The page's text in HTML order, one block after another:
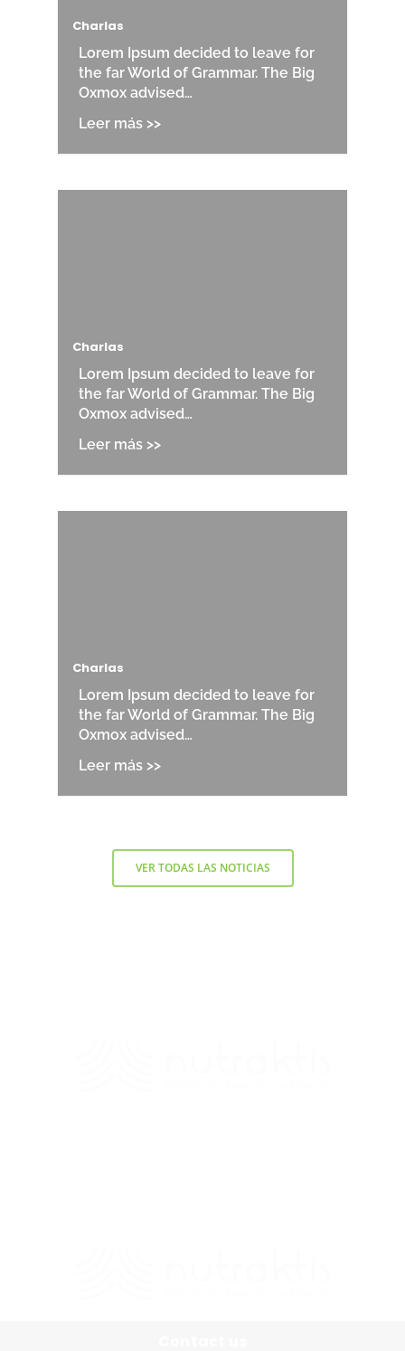
Charlas
Lorem Ipsum decided to leave for
the far World of Grammar. The Big
Oxmox advised…
Charlas
Lorem Ipsum decided to leave for
the far World of Grammar. The Big
Oxmox advised…
Charlas
Lorem Ipsum decided to leave for
the far World of Grammar. The Big
Oxmox advised…
VER TODAS LAS NOTICIAS